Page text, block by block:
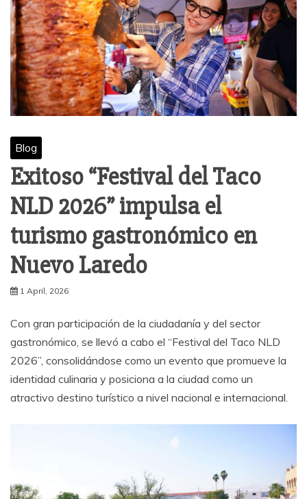
Blog
Exitoso “Festival del Taco
NLD 2026” impulsa el
turismo gastronómico en
Nuevo Laredo
1 April, 2026
Con gran participación de la ciudadanía y del sector
gastronómico, se llevó a cabo el “Festival del Taco NLD
2026”, consolidándose como un evento que promueve la
identidad culinaria y posiciona a la ciudad como un
atractivo destino turístico a nivel nacional e internacional.